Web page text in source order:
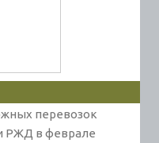
перевозок
РЖД в феврале